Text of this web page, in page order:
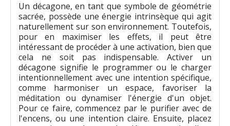
Un décagone, en tant que symbole de géométrie
sacrée, possède une énergie intrinsèque qui agit
naturellement sur son environnement. Toutefois,
pour en maximiser les effets, il peut être
intéressant de procéder à une activation, bien que
cela ne soit pas indispensable. Activer un
décagone signifie le programmer ou le charger
intentionnellement avec une intention spécifique,
comme harmoniser un espace, favoriser la
méditation ou dynamiser l'énergie d'un objet.
Pour ce faire, commencez par le purifier avec de
l'encens, ou une intention claire. Ensuite, placez